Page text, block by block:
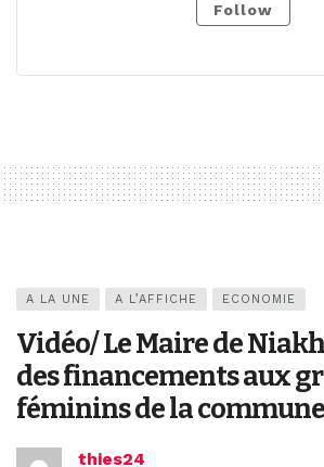
Follow
A LA UNE A L’AFFICHE ECONOMIE
Vidéo/ Le Maire de
des financements aux
féminins de la commune
thies24